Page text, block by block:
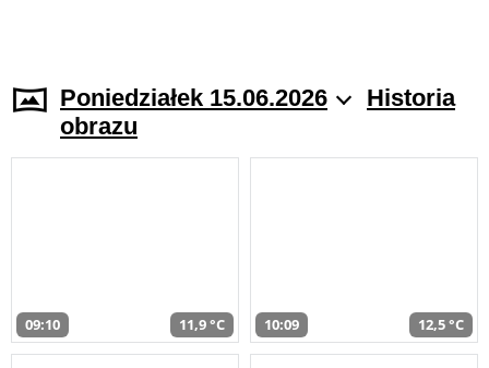
Poniedziałek 15.06.2026
Historia
obrazu
09:10 11,9 °C 10:09 12,5 °C